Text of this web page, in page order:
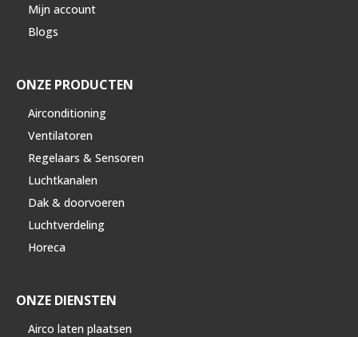
Mijn account
Blogs
ONZE PRODUCTEN
Airconditioning
Ventilatoren
Regelaars & Sensoren
Luchtkanalen
Dak & doorvoeren
Luchtverdeling
Horeca
ONZE DIENSTEN
Airco laten plaatsen